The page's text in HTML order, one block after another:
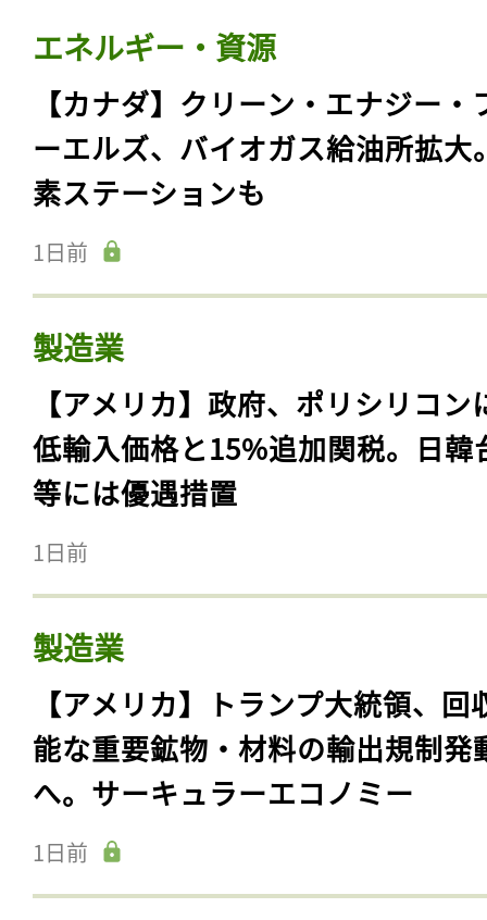
エネルギー・資源
【カナダ】クリーン・エナジー・
ーエルズ、バイオガス給油所拡大
素ステーションも
1日前
製造業
【アメリカ】政府、ポリシリコン
低輸入価格と15%追加関税。日韓
等には優遇措置
1日前
製造業
【アメリカ】トランプ大統領、回
能な重要鉱物・材料の輸出規制発
へ。サーキュラーエコノミー
1日前